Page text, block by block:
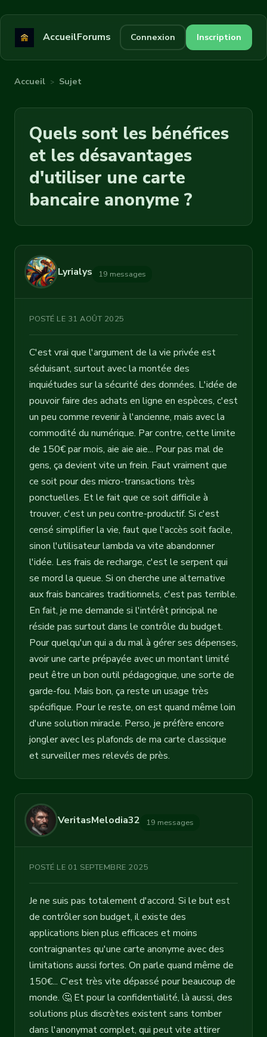
AccueilForums Connexion Inscription
Accueil > Sujet
Quels sont les bénéfices
et les désavantages
d'utiliser une carte
bancaire anonyme ?
Lyrialys 19 messages
POSTÉ LE 31 AOÛT 2025
C'est vrai que l'argument de la vie privée est
séduisant, surtout avec la montée des
inquiétudes sur la sécurité des données. L'idée de
pouvoir faire des achats en ligne en espèces, c'est
un peu comme revenir à l'ancienne, mais avec la
commodité du numérique. Par contre, cette limite
de 150€ par mois, aie aie aie... Pour pas mal de
gens, ça devient vite un frein. Faut vraiment que
ce soit pour des micro-transactions très
ponctuelles. Et le fait que ce soit difficile à
trouver, c'est un peu contre-productif. Si c'est
censé simplifier la vie, faut que l'accès soit facile,
sinon l'utilisateur lambda va vite abandonner
l'idée. Les frais de recharge, c'est le serpent qui
se mord la queue. Si on cherche une alternative
aux frais bancaires traditionnels, c'est pas terrible.
En fait, je me demande si l'intérêt principal ne
réside pas surtout dans le contrôle du budget.
Pour quelqu'un qui a du mal à gérer ses dépenses,
avoir une carte prépayée avec un montant limité
peut être un bon outil pédagogique, une sorte de
garde-fou. Mais bon, ça reste un usage très
spécifique. Pour le reste, on est quand même loin
d'une solution miracle. Perso, je préfère encore
jongler avec les plafonds de ma carte classique
et surveiller mes relevés de près.
VeritasMelodia32 19 messages
POSTÉ LE 01 SEPTEMBRE 2025
Je ne suis pas totalement d'accord. Si le but est
de contrôler son budget, il existe des
applications bien plus efficaces et moins
contraignantes qu'une carte anonyme avec des
limitations aussi fortes. On parle quand même de
150€... C'est très vite dépassé pour beaucoup de
monde. 🤔 Et pour la confidentialité, là aussi, des
solutions plus discrètes existent sans tomber
dans l'anonymat complet, qui peut vite attirer